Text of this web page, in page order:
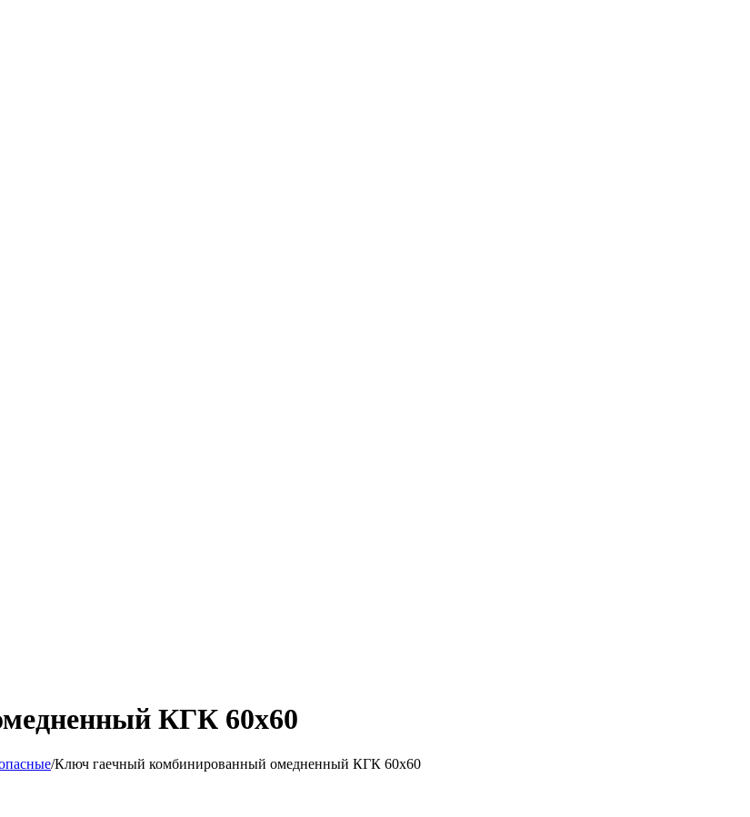
КГК 60х60
/Ключ гаечный комбинированный омедненный КГК 60х60